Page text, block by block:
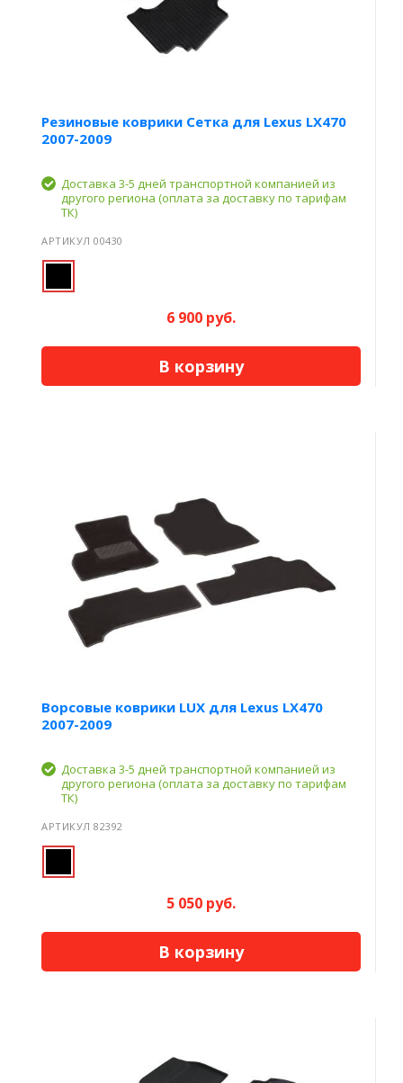
Резиновые коврики Сетка для Lexus LX470
2007-2009
Доставка 3-5 дней транспортной компанией из
другого региона (оплата за доставку по тарифам
ТК)
АРТИКУЛ 00430
6 900 руб.
В корзину
Ворсовые коврики LUX для Lexus LX470
2007-2009
Доставка 3-5 дней транспортной компанией из
другого региона (оплата за доставку по тарифам
ТК)
АРТИКУЛ 82392
5 050 руб.
В корзину